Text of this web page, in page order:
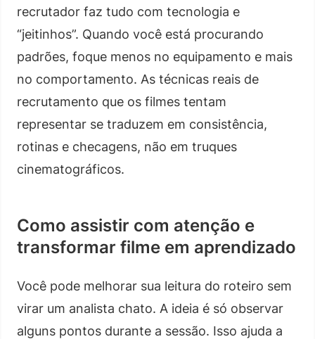
recrutador faz tudo com tecnologia e
“jeitinhos”. Quando você está procurando
padrões, foque menos no equipamento e mais
no comportamento. As técnicas reais de
recrutamento que os filmes tentam
representar se traduzem em consistência,
rotinas e checagens, não em truques
cinematográficos.
Como assistir com atenção e
transformar filme em aprendizado
Você pode melhorar sua leitura do roteiro sem
virar um analista chato. A ideia é só observar
alguns pontos durante a sessão. Isso ajuda a